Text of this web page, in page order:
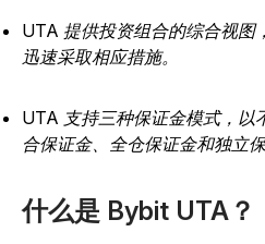
UTA 提供投资组合的综合视图
迅速采取相应措施。
UTA 支持三种保证金模式，以
合保证金、全仓保证金和独立保
什么是 Bybit UTA？